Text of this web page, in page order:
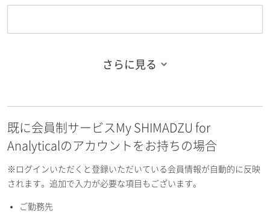
お名前フリガナ（名）
E-mailアドレス（半角英数）
さらに見る
既に会員制サービスMy SHIMADZU for
Analyticalのアカウントをお持ちの場合
※ログインいただくと登録いただいている会員情報が自動的に反映
されます。追加で入力が必要な項目もございます。
ご勤務先